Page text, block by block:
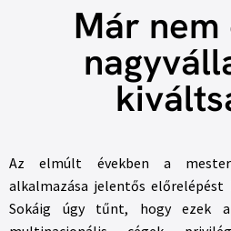
Már nem
Az elmúlt években a
alkalmazása jelentős
Sokáig úgy tűnt, hogy ezek